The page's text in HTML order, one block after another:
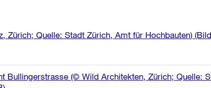
Zürich; Quelle: Stadt Zürich, Amt für Hochbauten)
Bullingerstrasse (© Wild Architekten, Zürich; Quelle: